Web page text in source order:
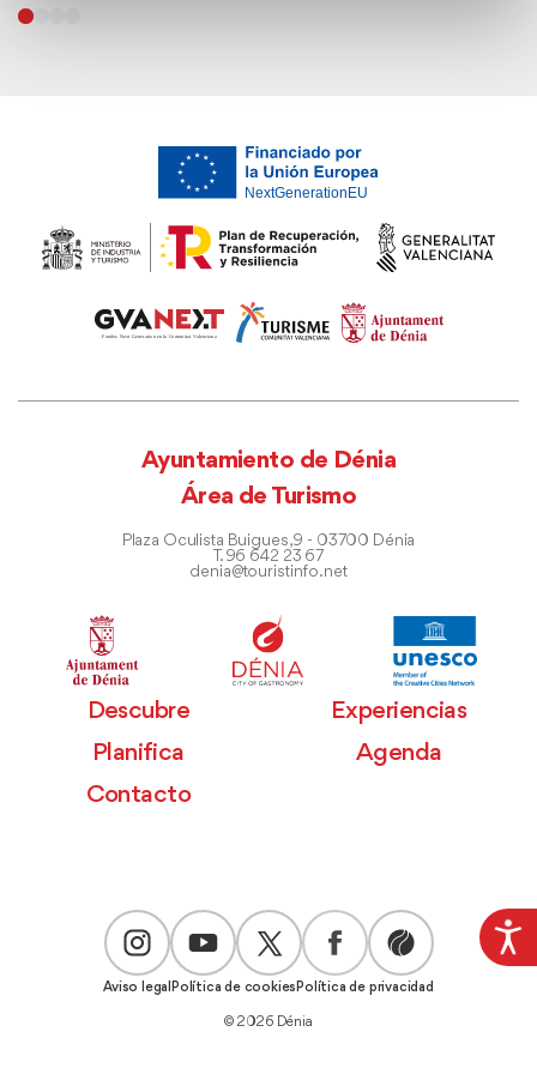
Ayuntamiento de Dénia
Área de Turismo
Plaza Oculista Buigues, 9 - 03700 Dénia
T. 96 642 23 67
denia@touristinfo.net
Descubre
Experiencias
Planifica
Agenda
Contacto
Aviso legalPolítica de cookiesPolítica de privacidad
© 2026 Dénia